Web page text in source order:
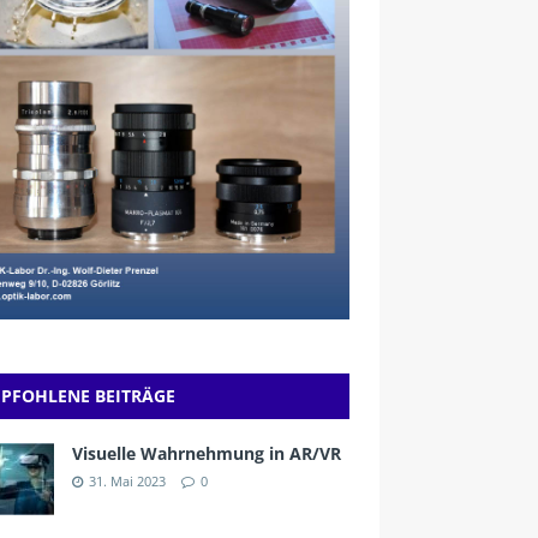
BEITRÄGE
Visuelle Wahrnehmung in AR/VR
31. Mai 2023 0